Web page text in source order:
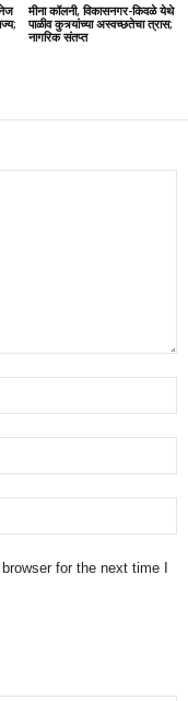
मीना कॉलनी, विकासनगर-किवळे येथे
पाळीव कुत्र्यांच्या अस्वच्छतेचा त्रास;
नागरिक संतप्त
for the next time I